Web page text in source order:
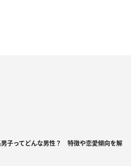
男子ってどんな男性？ 特徴や恋愛傾向を解